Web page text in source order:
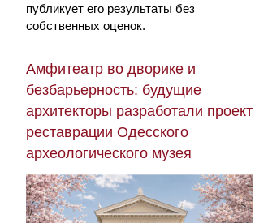
публикует его результаты без
собственных оценок.
Амфитеатр во дворике и
безбарьерность: будущие
архитекторы разработали проект
реставрации Одесского
археологического музея